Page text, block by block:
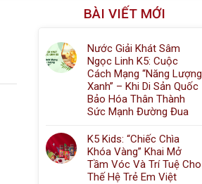
BÀI VIẾT MỚI
Nước Giải Khát Sâm
Ngọc Linh K5: Cuộc
Cách Mạng “Năng Lượng
Xanh” – Khi Di Sản Quốc
Bảo Hóa Thân Thành
Sức Mạnh Đường Đua
K5 Kids: “Chiếc Chìa
Khóa Vàng” Khai Mở
Tầm Vóc Và Trí Tuệ Cho
Thế Hệ Trẻ Em Việt